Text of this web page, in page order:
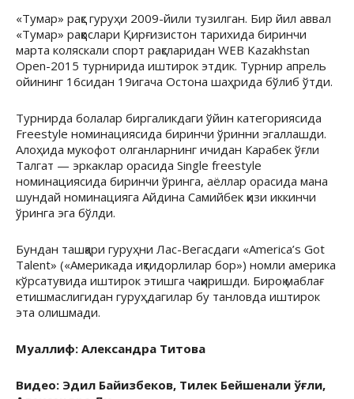
«Тумар» рақс гуруҳи 2009-йили тузилган. Бир йил аввал
«Тумар» раққослари Қирғизистон тарихида биринчи
марта коляскали спорт рақсларидан WEB Kazakhstan
Open-2015 турнирида иштирок этдик. Турнир апрель
ойининг 16сидан 19игача Остона шаҳрида бўлиб ўтди.
Турнирда болалар биргаликдаги ўйин категориясида
Freestyle номинациясида биринчи ўринни эгаллашди.
Алоҳида мукофот олганларнинг ичидан Карабек ўғли
Талгат — эркаклар орасида Single freestyle
номинациясида биринчи ўринга, аёллар орасида мана
шундай номинацияга Айдина Самийбек қизи иккинчи
ўринга эга бўлди.
Бундан ташқари гуруҳни Лас-Вегасдаги «America’s Got
Talent» («Америкада иқтидорлилар бор») номли америка
кўрсатувида иштирок этишга чақиришди. Бироқ маблағ
етишмаслигидан гуруҳдагилар бу танловда иштирок
эта олишмади.
Муаллиф: Александра Титова
Видео: Эдил Байизбеков, Тилек Бейшенали ўғли,